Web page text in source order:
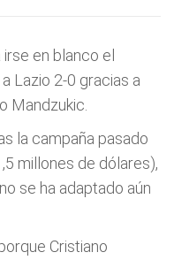
en blanco el
Lazio 2-0 gracias a
Mandzukic.
la campaña pasado
millones de dólares),
se ha adaptado aún
Cristiano